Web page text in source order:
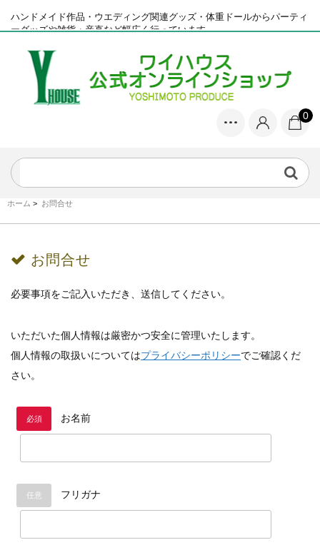
ハンドメイド作品・ウエディング関連グッズ・体重ドールからパーティ
ーグッズや雑貨・産直など幅広く行っています
0
ホーム > お問合せ
お問合せ
必要事項をご記入いただき、送信してください。
いただいた個人情報は厳密かつ安全に管理いたします。
個人情報の取扱いについてはプライバシーポリシーでご確認くだ
さい。
必須 お名前
任意 フリガナ